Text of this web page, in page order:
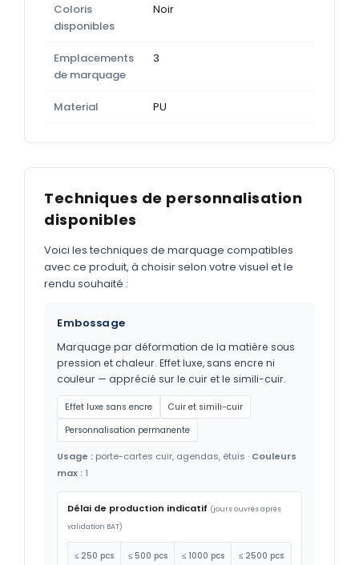
Coloris
disponibles
Noir
Emplacements
de marquage
3
Material PU
Techniques de personnalisation
disponibles
Voici les techniques de marquage compatibles
avec ce produit, à choisir selon votre visuel et le
rendu souhaité :
Embossage
Marquage par déformation de la matière sous
pression et chaleur. Effet luxe, sans encre ni
couleur — apprécié sur le cuir et le simili-cuir.
Effet luxe sans encre
Cuir et simili-cuir
Personnalisation permanente
Usage : porte-cartes cuir, agendas, étuis · Couleurs
max : 1
Délai de production indicatif (jours ouvrés après
validation BAT)
≤ 250 pcs ≤ 500 pcs ≤ 1000 pcs ≤ 2500 pcs